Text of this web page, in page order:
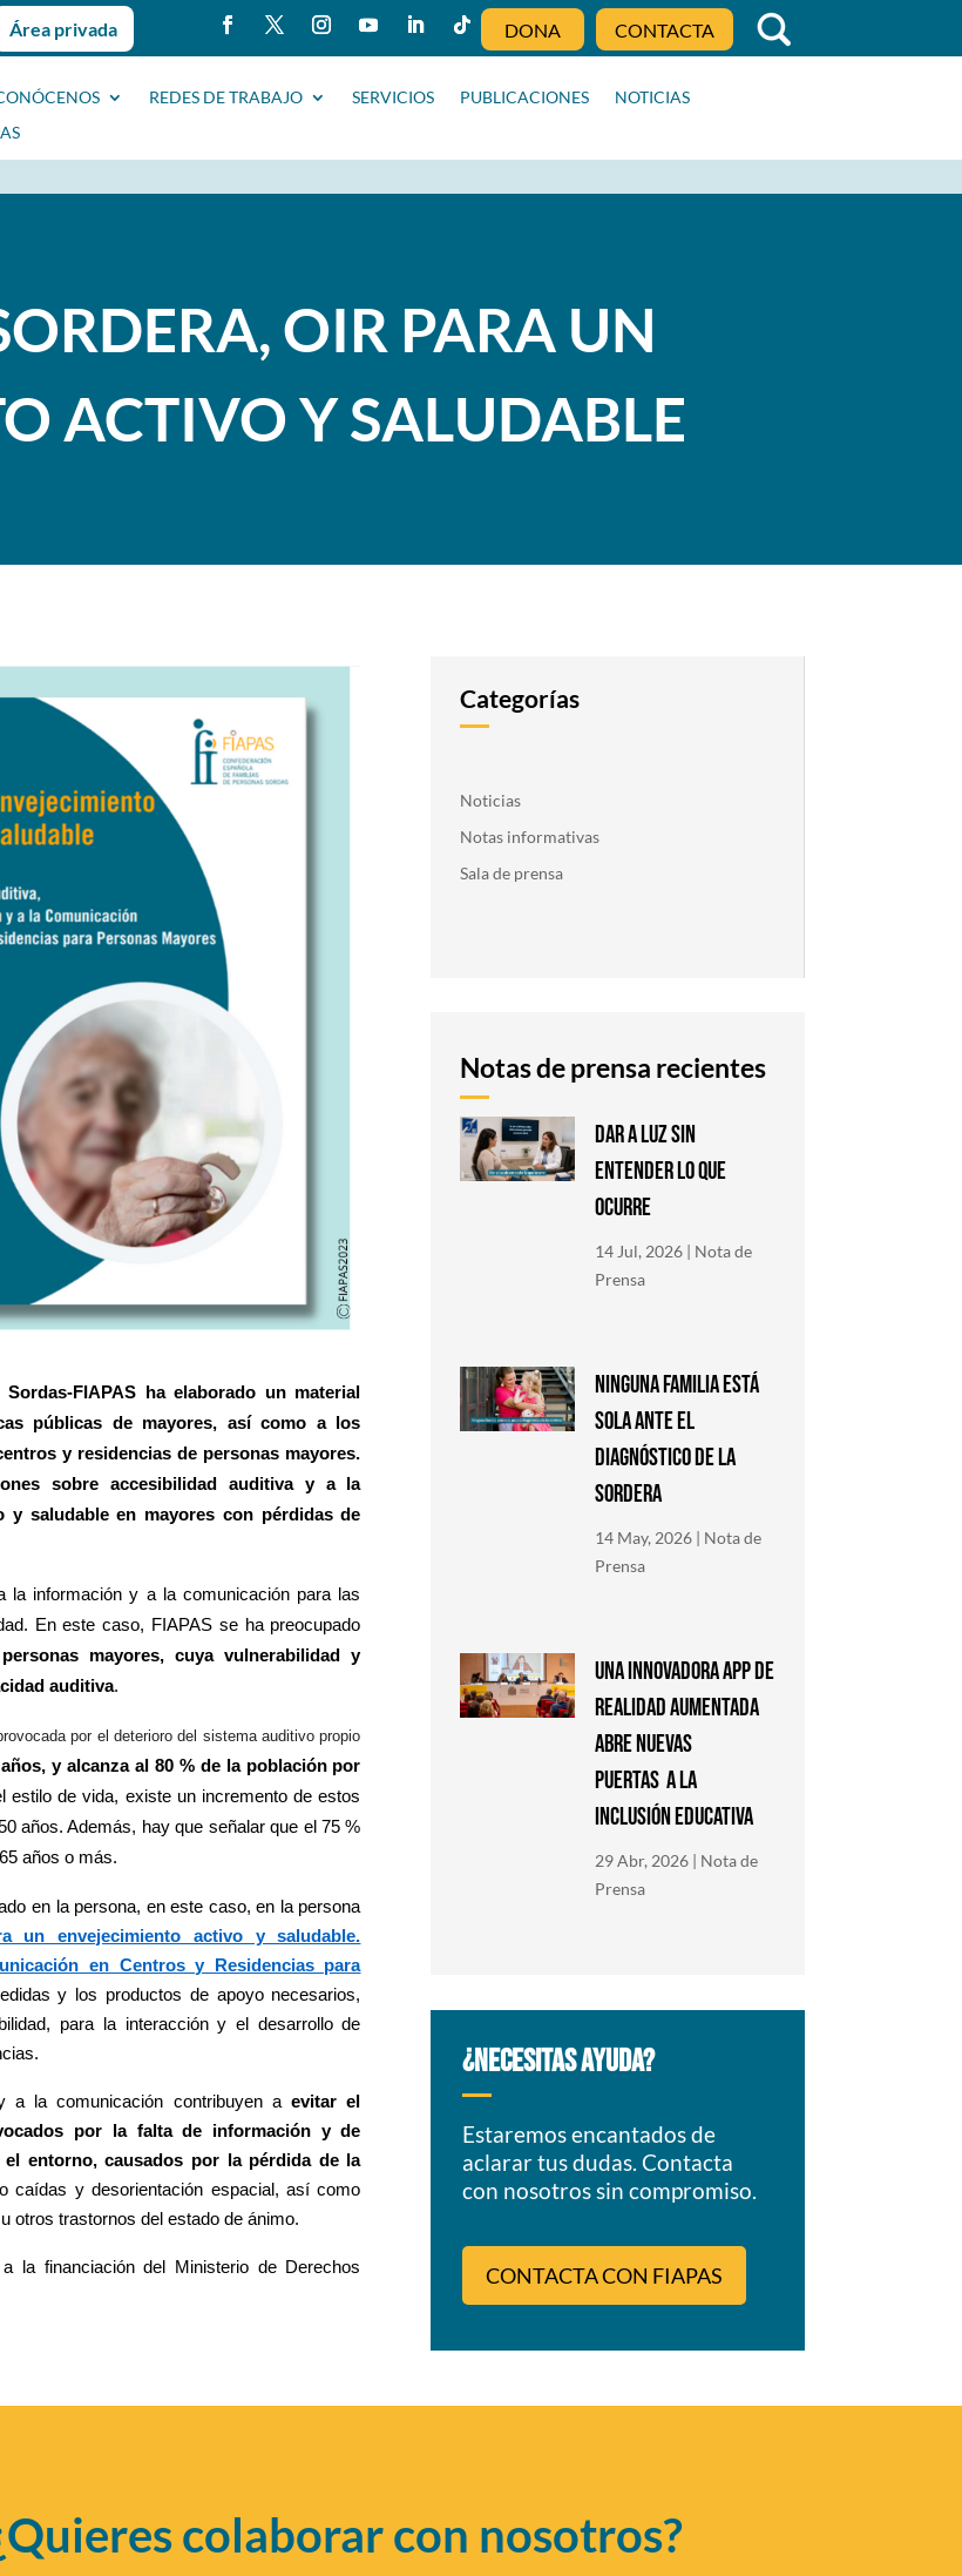
Área privada DONA CONTACTA
REDES DE TRABAJO SERVICIOS PUBLICACIONES
NOTICIAS
OIR PARA UN
ACTIVO Y SALUDABLE
FIAPAS ha elaborado un material
públicas de mayores, así como a los
y residencias de personas mayores.
sobre accesibilidad auditiva y a la
y saludable en mayores con pérdidas de
la información y a la comunicación para las
En este caso, FIAPAS se ha preocupado
personas mayores, cuya vulnerabilidad y
auditiva.
por el deterioro del sistema auditivo propio
y alcanza al 80 % de la población por
de vida, existe un incremento de estos
años. Además, hay que señalar que el 75 %
años o más.
en la persona, en este caso, en la persona
un envejecimiento activo y saludable.
en Centros y Residencias para
y los productos de apoyo necesarios,
para la interacción y el desarrollo de
a la comunicación contribuyen aevitar el
por la falta de información y de
entorno, causados por la pérdida de la
caídas y desorientación espacial, así como
otros trastornos del estado de ánimo.
la financiación del Ministerio de Derechos
Categorías
Noticias
Notas informativas
Sala de prensa
DAR A LUZ SIN
ENTENDER LO QUE
OCURRE
14 Jul, 2026 | Nota de
Prensa
NINGUNA FAMILIA ESTÁ
SOLA ANTE EL
DIAGNÓSTICO DE LA
SORDERA
14 May, 2026 | Nota de
Prensa
Una innovadora app de
Realidad Aumentada
abre nuevas
puertas a la
inclusión educativa
29 Abr, 2026 | Nota de
Prensa
Notas de prensa recientes
¿NECESITAS AYUDA?
Estaremos encantados de
aclarar tus dudas. Contacta
con nosotros sin compromiso.
CONTACTA CON FIAPAS
colaborar con nosotros?